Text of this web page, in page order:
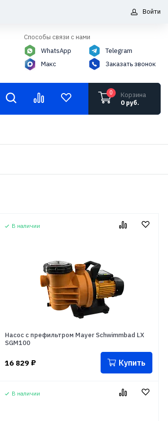
Войти
Способы связи с нами
WhatsApp
Макс
Telegram
Заказать звонок
0
Корзина
0 руб.
В наличии
Насос с префильтром Mayer Schwimmbad LX
SGM100
16 829 ₽ Купить
В наличии